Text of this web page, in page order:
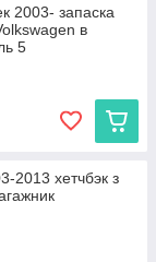
та умов
захист
що
для
3,5 см
вигляду.
високу
2003- запаска
в
5
2013 хетчбэк з